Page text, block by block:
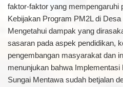
faktor-faktor yang mempengaruhi
Kebijakan Program PM2L di
Mengetahui dampak yang
sasaran pada aspek pendidikan,
pengembangan masyarakat dan
menunjukan bahwa Implementasi
Sungai Mentawa sudah betjalan